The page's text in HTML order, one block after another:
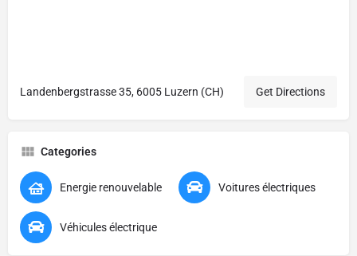
Landenbergstrasse 35, 6005 Luzern (CH) Get Directions
Categories
Energie renouvelable Voitures électriques
Véhicules électrique